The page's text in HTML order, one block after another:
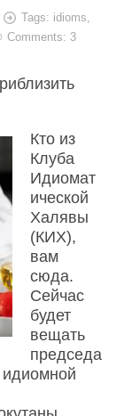
Tags: idioms,
Comments: 3
Кто из
Клуба
Идиомат
ической
Халявы
(КИХ),
вам
сюда.
Сейчас
будет
вещать
председа
идиомной